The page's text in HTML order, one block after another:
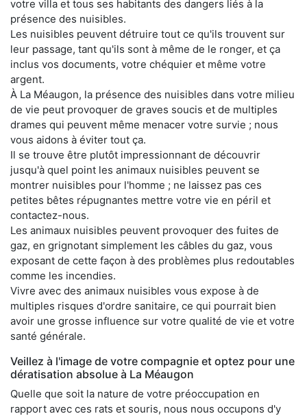
votre villa et tous ses habitants des dangers liés à la
présence des nuisibles.
Les nuisibles peuvent détruire tout ce qu'ils trouvent sur
leur passage, tant qu'ils sont à même de le ronger, et ça
inclus vos documents, votre chéquier et même votre
argent.
À La Méaugon, la présence des nuisibles dans votre milieu
de vie peut provoquer de graves soucis et de multiples
drames qui peuvent même menacer votre survie ; nous
vous aidons à éviter tout ça.
Il se trouve être plutôt impressionnant de découvrir
jusqu'à quel point les animaux nuisibles peuvent se
montrer nuisibles pour l'homme ; ne laissez pas ces
petites bêtes répugnantes mettre votre vie en péril et
contactez-nous.
Les animaux nuisibles peuvent provoquer des fuites de
gaz, en grignotant simplement les câbles du gaz, vous
exposant de cette façon à des problèmes plus redoutables
comme les incendies.
Vivre avec des animaux nuisibles vous expose à de
multiples risques d'ordre sanitaire, ce qui pourrait bien
avoir une grosse influence sur votre qualité de vie et votre
santé générale.
Veillez à l'image de votre compagnie et optez pour une
dératisation absolue à La Méaugon
Quelle que soit la nature de votre préoccupation en
rapport avec ces rats et souris, nous nous occupons d'y